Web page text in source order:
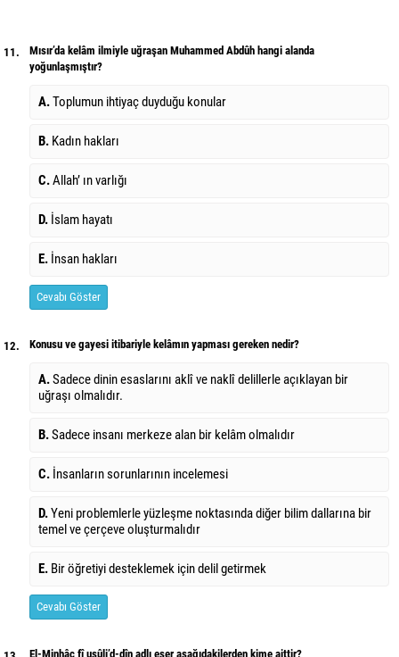
11.
Mısır’da kelâm ilmiyle uğraşan Muhammed Abdûh hangi alanda
yoğunlaşmıştır?
A.Toplumun ihtiyaç duyduğu konular
B. Kadın hakları
C.Allah’ ın varlığı
D. İslam hayatı
E. İnsan hakları
Cevabı Göster
12. Konusu ve gayesi itibariyle kelâmın yapması gereken nedir?
A.Sadece dinin esaslarını aklî ve naklî delillerle açıklayan bir
uğraşı olmalıdır.
B.Sadece insanı merkeze alan bir kelâm olmalıdır
C. İnsanların sorunlarının incelemesi
D.Yeni problemlerle yüzleşme noktasında diğer bilim dallarına bir
temel ve çerçeve oluşturmalıdır
E. Bir öğretiyi desteklemek için delil getirmek
Cevabı Göster
El-Minhâc fî usûli’d-dîn adlı eser aşağıdakilerden kime aittir?